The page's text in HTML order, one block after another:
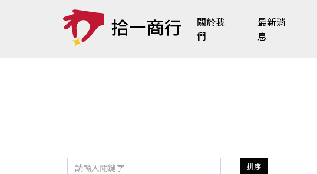
關於我
們
最新消
息
商品櫥窗 伴手禮
排序